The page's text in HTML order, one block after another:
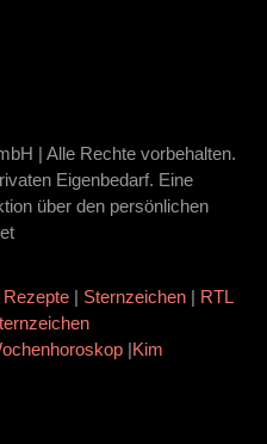
| Alle Rechte vorbehalten.
Eigenbedarf. Eine
über den persönlichen
Rezepte | Sternzeichen | RTL
|Kim